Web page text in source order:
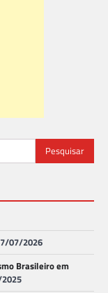
07/2026
Brasileiro em